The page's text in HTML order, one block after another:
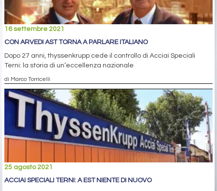
16 settembre 2021
CON ARVEDI AST TORNA A PARLARE ITALIANO
Dopo 27 anni, thyssenkrupp cede il controllo di Acciai Speciali
Terni: la storia di un’eccellenza nazionale
di Marco Torricelli
25 agosto 2021
ACCIAI SPECIALI TERNI: A EST NIENTE DI NUOVO